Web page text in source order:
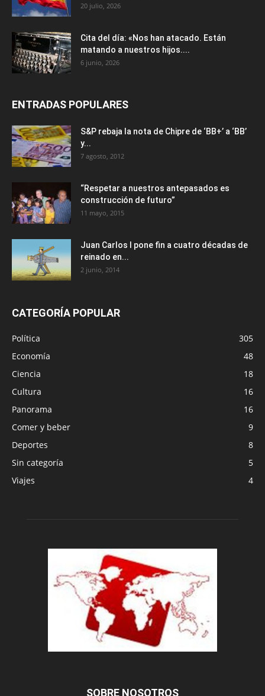
20 julio, 2026
Cita del día: «Nos han atacado. Están
matando a nuestros hijos....
6 junio, 2026
ENTRADAS POPULARES
S&P rebaja la nota de Chipre de ‘BB+’ a ‘ВВ’
y...
7 agosto, 2012
“Respetar a nuestros antepasados es
construcción de futuro”
11 mayo, 2015
Juan Carlos I pone fin a cuatro décadas de
reinado en...
2 junio, 2014
CATEGORÍA POPULAR
Política
305
Economía
48
Ciencia
18
Cultura
16
Panorama
16
Comer y beber
9
Deportes
8
Sin categoría
5
Viajes
4
SOBRE NOSOTROS